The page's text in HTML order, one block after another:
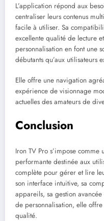
L’application répond aux
centraliser leurs contenus
facile à utiliser. Sa
excellente qualité de lecture
personnalisation en font une
débutants qu’aux utilisateurs
Elle offre une navigation
expérience de visionnage
actuelles des amateurs de
Conclusion
Iron TV Pro s’impose
performante destinée aux
complète pour gérer et lire
son interface intuitive, sa
appareils, sa gestion avancée
de personnalisation, elle
qualité.